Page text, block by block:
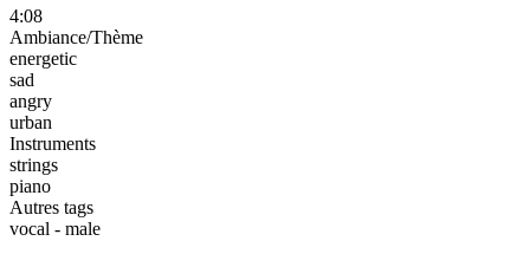
4:08
Ambiance/Thème
energetic
sad
angry
urban
Instruments
strings
piano
Autres tags
vocal - male